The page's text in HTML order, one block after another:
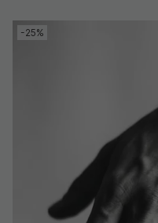
-25%